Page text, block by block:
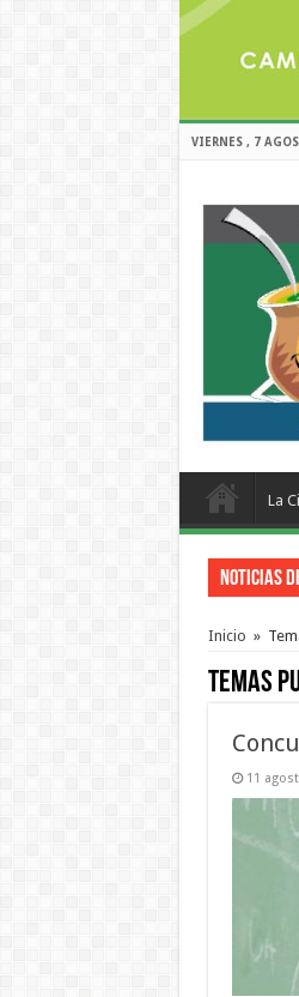
VIERNES , 7
La
Noticias
Inicio »
Temas
11